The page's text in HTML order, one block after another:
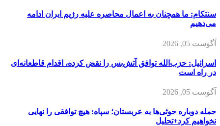
سنتکام: ما همچنان به اعمال محاصره علیه رژیم ایران ادامه
می‌دهیم
آگوست 05, 2026
اسرائیل: حزب‌الله توافق آتش‌بس را نقض کرده، اقدام قاطعانه‌ای
در راه است
آگوست 05, 2026
حمله دوباره حوثی‌ها به عربستان؛ سپاه: هیچ توافقی را نهایی
نخواهیم کرد+تحلیل